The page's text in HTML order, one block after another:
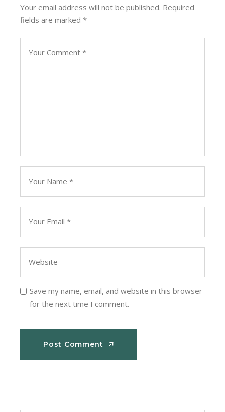
Your email address will not be published. Required
fields are marked*
Save my name, email, and website in this browser
for the next time I comment.
Post Comment